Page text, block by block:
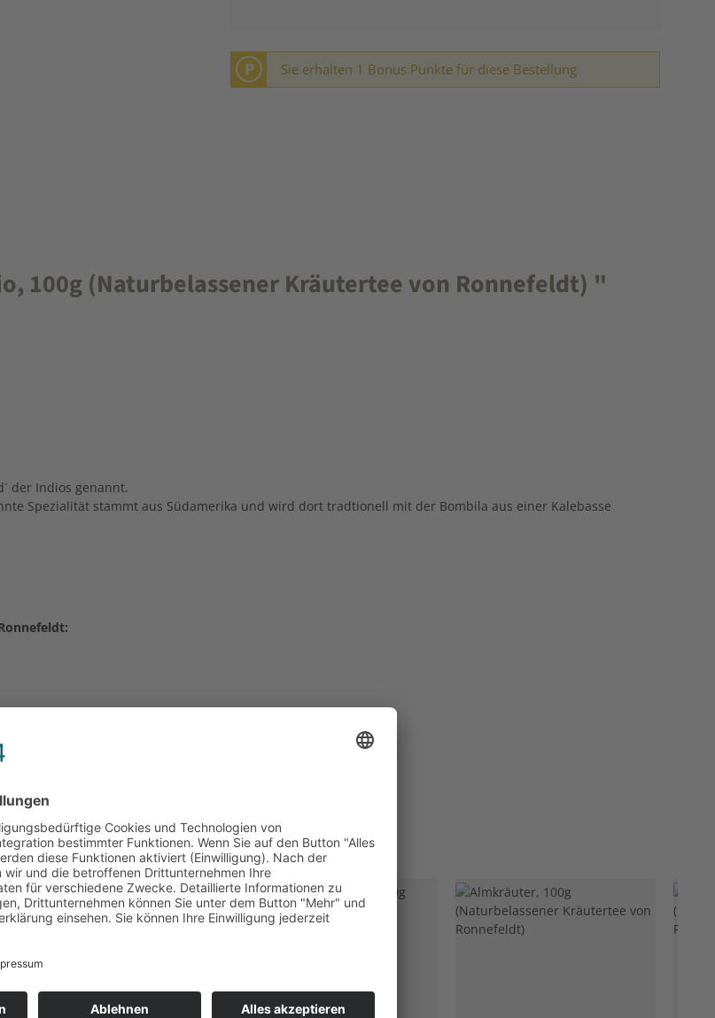
P Sie erhalten 1 Bonus Punkte für diese Bestellung
100g (Naturbelassener Kräutertee von Ronnefeldt) "
der Indios genannt.
Spezialität stammt aus Südamerika und wird dort tradtionell mit der Bombila aus einer Kalebasse